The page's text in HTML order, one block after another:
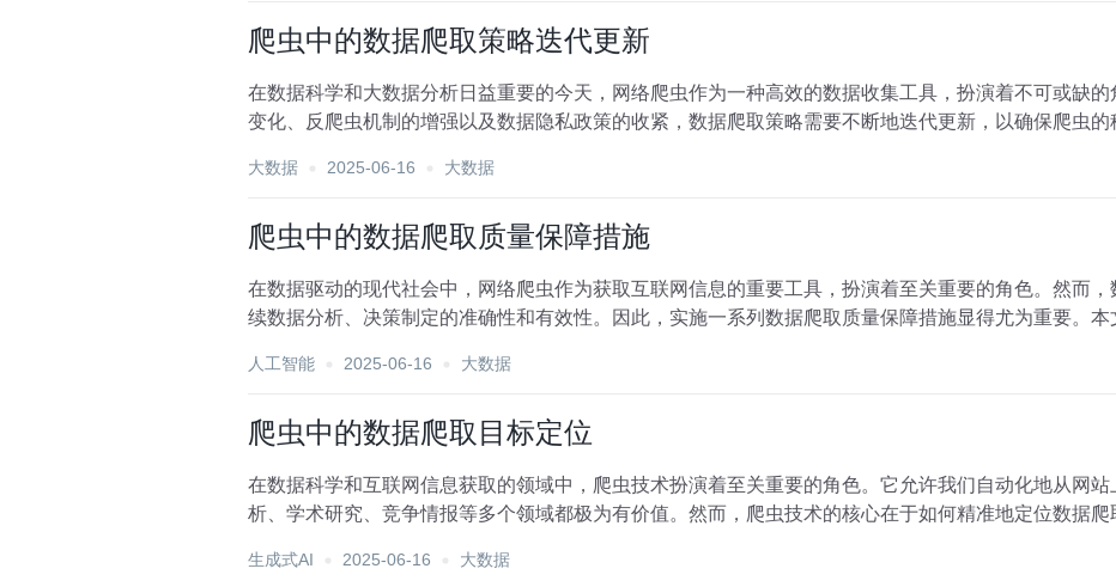
爬虫中的数据爬取策略迭代更新
在数据科学和大数据分析日益重要的今天，网络爬虫作为一种高效的数据收集工具，扮演着不可或缺
变化、反爬虫机制的增强以及数据隐私政策的收紧，数据爬取策略需要不断地迭代更新，以确保爬虫
大数据 2025-06-16 大数据
爬虫中的数据爬取质量保障措施
在数据驱动的现代社会中，网络爬虫作为获取互联网信息的重要工具，扮演着至关重要的角色。然而
续数据分析、决策制定的准确性和有效性。因此，实施一系列数据爬取质量保障措施显得尤为重要。
人工智能 2025-06-16 大数据
爬虫中的数据爬取目标定位
在数据科学和互联网信息获取的领域中，爬虫技术扮演着至关重要的角色。它允许我们自动化地从网
析、学术研究、竞争情报等多个领域都极为有价值。然而，爬虫技术的核心在于如何精准地定位数据
生成式AI 2025-06-16 大数据